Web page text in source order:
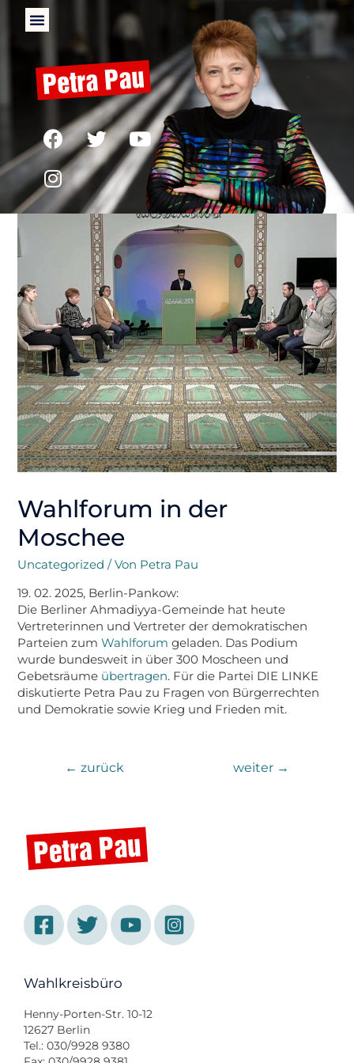
Wahlforum in der
Moschee
Uncategorized / Von Petra Pau
19. 02. 2025, Berlin-Pankow:
Die Berliner Ahmadiyya-Gemeinde hat heute
Vertreterinnen und Vertreter der demokratischen
Parteien zumWahlforum geladen. Das Podium
wurde bundesweit in über 300 Moscheen und
Gebetsräume übertragen. Für die Partei DIE LINKE
diskutierte Petra Pau zu Fragen von Bürgerrechten
und Demokratie sowie Krieg und Frieden mit.
← zurück weiter →
Wahlkreisbüro
Henny-Porten-Str. 10-12
12627 Berlin
Tel.: 030/9928 9380